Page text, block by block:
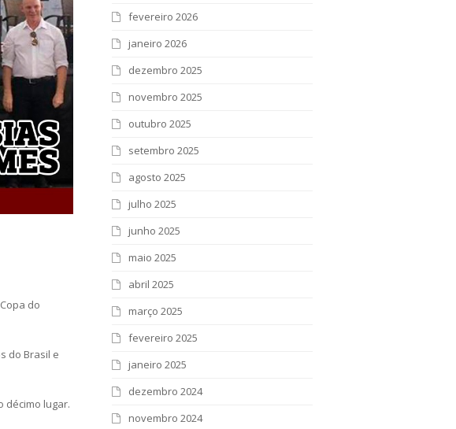
do
do Brasil e
décimo lugar.
fevereiro 2026
janeiro 2026
dezembro 2025
novembro 2025
outubro 2025
setembro 2025
agosto 2025
julho 2025
junho 2025
maio 2025
abril 2025
março 2025
fevereiro 2025
janeiro 2025
dezembro 2024
novembro 2024